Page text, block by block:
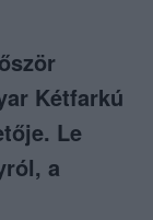
Kétfarkú
Le
a